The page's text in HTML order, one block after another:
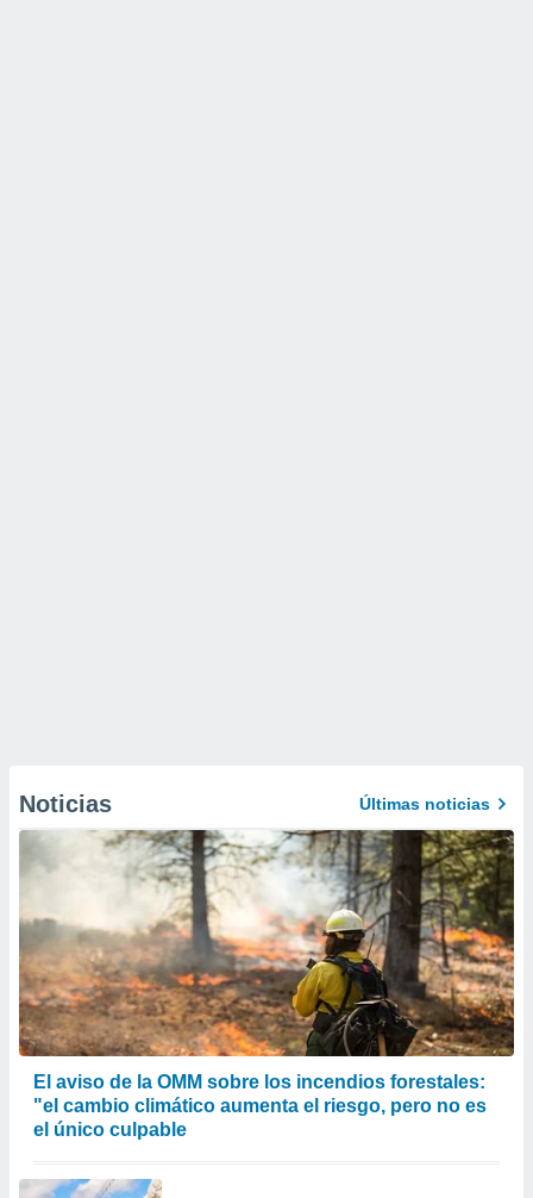
Noticias Últimas noticias
El aviso de la OMM sobre los incendios forestales:
"el cambio climático aumenta el riesgo, pero no es
el único culpable